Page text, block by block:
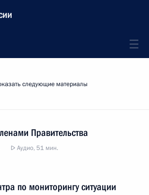
следующие материалы
Правительства
Аудио, 51 мин.
по мониторингу ситуации